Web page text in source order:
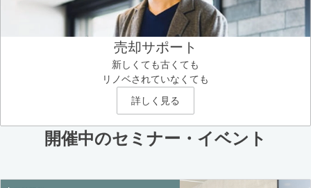
売却サポート
新しくても古くても
リノベされていなくても
詳しく見る
開催中のセミナー・イベント